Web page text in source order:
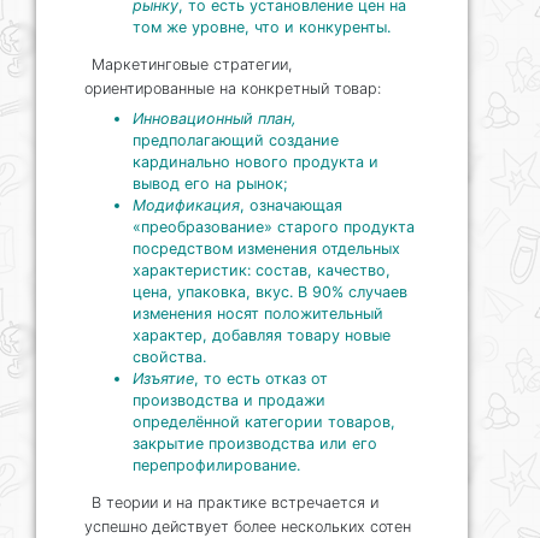
рынку, то есть установление цен на
том же уровне, что и конкуренты.
Маркетинговые стратегии,
ориентированные на конкретный товар:
Инновационный план,
предполагающий создание
кардинально нового продукта и
вывод его на рынок;
Модификация, означающая
«преобразование» старого продукта
посредством изменения отдельных
характеристик: состав, качество,
цена, упаковка, вкус. В 90% случаев
изменения носят положительный
характер, добавляя товару новые
свойства.
Изъятие, то есть отказ от
производства и продажи
определённой категории товаров,
закрытие производства или его
перепрофилирование.
В теории и на практике встречается и
успешно действует более нескольких сотен